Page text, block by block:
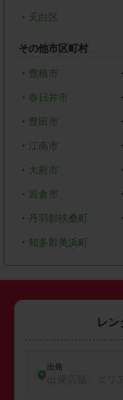
・ 天白区
その他市区町村
・ 豊橋市 ・
・ 春日井市 ・
・ 豊田市 ・
・ 江南市 ・
・ 大府市 ・
・ 岩倉市 ・
・ 丹羽郡扶桑町 ・
・ 知多郡美浜町
レ
出発